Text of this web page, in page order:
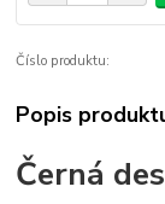
Číslo produktu:
Popis
Černá